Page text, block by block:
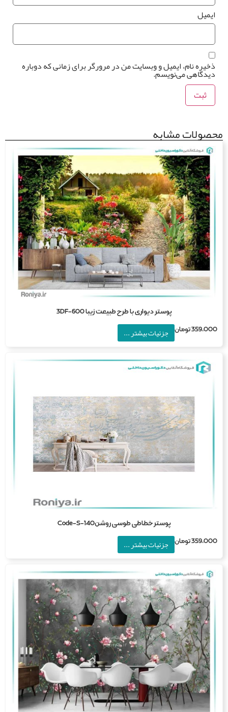
نام، ایمیل و وبسایت من در مرورگر برای زمانی که دوباره
می‌نویسم.
مشابه
پوستر دیواری با طرح طبیعت زیبا 3DF-600
تومان جزئیات بیشتر ...
پوستر خطاطی طوسی روشنCode-S-140
تومان جزئیات بیشتر ...